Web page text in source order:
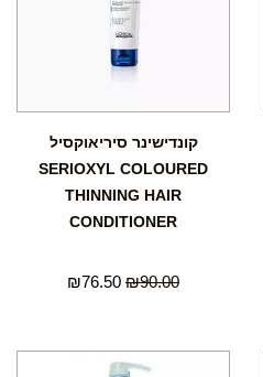
קונדישינר סיריאוקסיל
SERIOXYL COLOURED
THINNING HAIR
CONDITIONER
₪90.00
₪76.50